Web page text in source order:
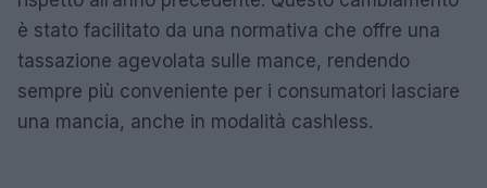
è stato facilitato da una normativa che offre una
tassazione agevolata sulle mance, rendendo
sempre più conveniente per i consumatori lasciare
una mancia, anche in modalità cashless.